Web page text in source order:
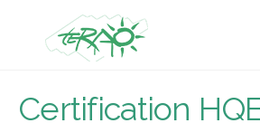
Certification